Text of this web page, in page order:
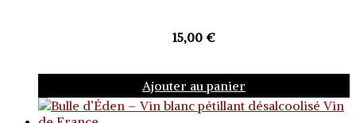
15,00 €
Ajouter au panier